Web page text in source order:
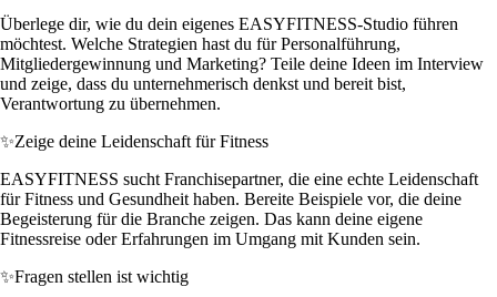
Überlege dir, wie du dein eigenes EASYFITNESS-Studio führen
möchtest. Welche Strategien hast du für Personalführung,
Mitgliedergewinnung und Marketing? Teile deine Ideen im Interview
und zeige, dass du unternehmerisch denkst und bereit bist,
Verantwortung zu übernehmen.
✨Zeige deine Leidenschaft für Fitness
EASYFITNESS sucht Franchisepartner, die eine echte Leidenschaft
für Fitness und Gesundheit haben. Bereite Beispiele vor, die deine
Begeisterung für die Branche zeigen. Das kann deine eigene
Fitnessreise oder Erfahrungen im Umgang mit Kunden sein.
✨Fragen stellen ist wichtig